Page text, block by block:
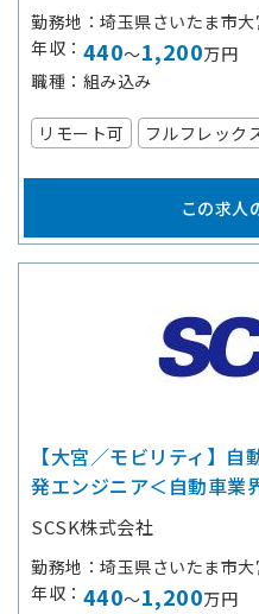
勤務地
埼玉県さいたま市大
年収
440～1,200万円
職種
組み込み
リモート可 フルフレック
この求人
【大宮／モビリティ】
発エンジニア＜自動車業
SCSK株式会社
勤務地
埼玉県さいたま市大
年収
440～1,200万円